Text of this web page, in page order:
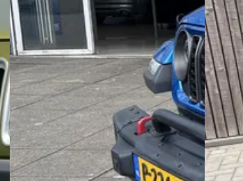
€ 52.945
v.a. € 1.122/mnd
Marktconform
2022 · 37.198 km · Plug-in hybride ·
Automaat
Hedin Automotive Jeep in Houten·
Houten
v.a. €
2021 ·
Car-
Vergelijk